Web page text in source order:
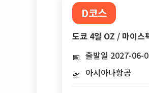
D코스
도쿄 4일 OZ / 마이
📅 출발일 2027-06-
🛫 아시아나항공